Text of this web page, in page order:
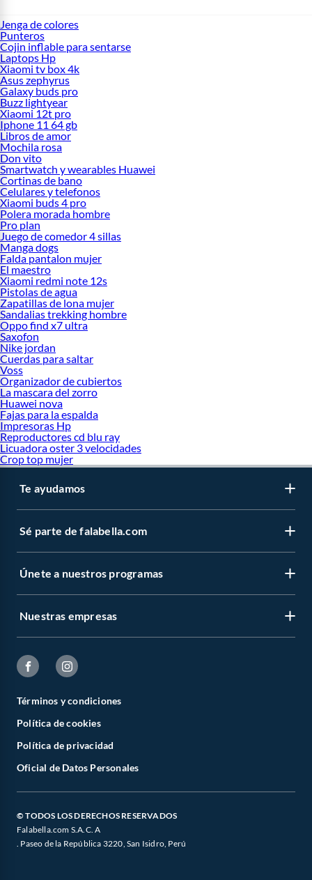
Jenga de colores
Punteros
Cojin inflable para sentarse
Laptops Hp
Xiaomi tv box 4k
Asus zephyrus
Galaxy buds pro
Buzz lightyear
Xiaomi 12t pro
Iphone 11 64 gb
Libros de amor
Mochila rosa
Don vito
Smartwatch y wearables Huawei
Cortinas de bano
Celulares y telefonos
Xiaomi buds 4 pro
Polera morada hombre
Pro plan
Juego de comedor 4 sillas
Manga dogs
Falda pantalon mujer
El maestro
Xiaomi redmi note 12s
Pistolas de agua
Zapatillas de lona mujer
Sandalias trekking hombre
Oppo find x7 ultra
Saxofon
Nike jordan
Cuerdas para saltar
Voss
Organizador de cubiertos
La mascara del zorro
Huawei nova
Fajas para la espalda
Impresoras Hp
Reproductores cd blu ray
Licuadora oster 3 velocidades
Crop top mujer
Te ayudamos
Sé parte de falabella.com
Únete a nuestros programas
Nuestras empresas
Términos y condiciones
Política de cookies
Política de privacidad
Oficial de Datos Personales
© TODOS LOS DERECHOS RESERVADOS
Falabella.com S.A.C. A
. Paseo de la República 3220, San Isidro, Perú